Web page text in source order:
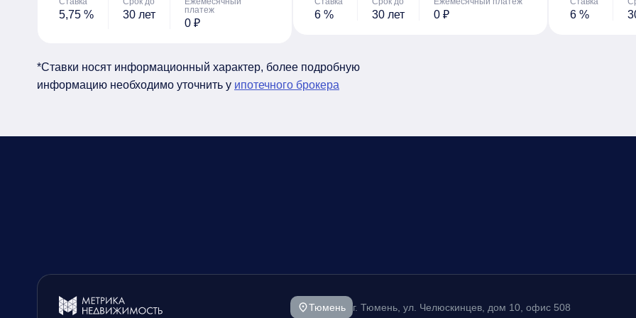
5,75 % 30 лет
платеж
0 ₽
6 % 30 лет 0 ₽ 6 %
*Ставки носят информационный характер, более подробную
информацию необходимо уточнить у ипотечного брокера
Тюмень г. Тюмень, ул. Челюскинцев, дом 10, офис 508